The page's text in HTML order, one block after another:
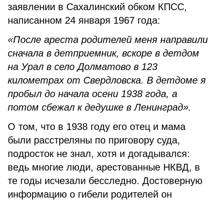
заявлении в Сахалинский обком КПСС,
написанном 24 января 1967 года:
«После ареста родителей меня направили
сначала в детприемник, вскоре в детдом
на Урал в село Долматово в 123
километрах от Свердловска. В детдоме я
пробыл до начала осени 1938 года, а
потом сбежал к дедушке в Ленинград».
О том, что в 1938 году его отец и мама
были расстреляны по приговору суда,
подросток не знал, хотя и догадывался:
ведь многие люди, арестованные НКВД, в
те годы исчезали бесследно. Достоверную
информацию о гибели родителей он